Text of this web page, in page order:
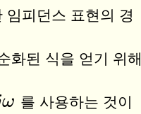
임피던스 표현의 경
화된 식을 얻기 위해
ω 를 사용하는 것이